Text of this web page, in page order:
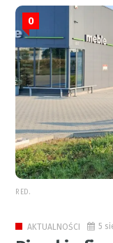
0
RED.
AKTUALNOŚCI 5